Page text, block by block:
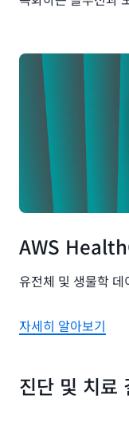
AWS
유전체 및 생물학
자세히 알아보기
진단 및 치료